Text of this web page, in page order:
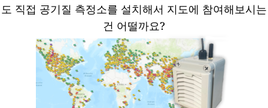
도 직접 공기질 측정소를 설치해서 지도에 참여해보시는
건 어떨까요?